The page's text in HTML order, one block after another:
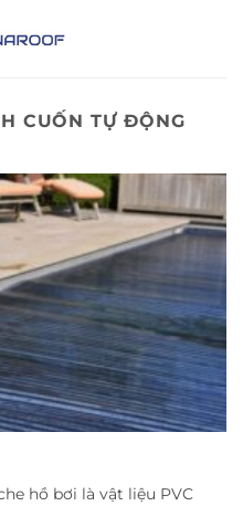
CUỐN TỰ ĐỘNG
hồ bơi là vật liệu PVC